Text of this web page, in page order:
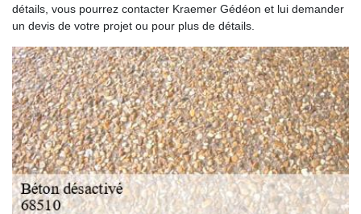
détails, vous pourrez contacter Kraemer Gédéon et lui demander
un devis de votre projet ou pour plus de détails.